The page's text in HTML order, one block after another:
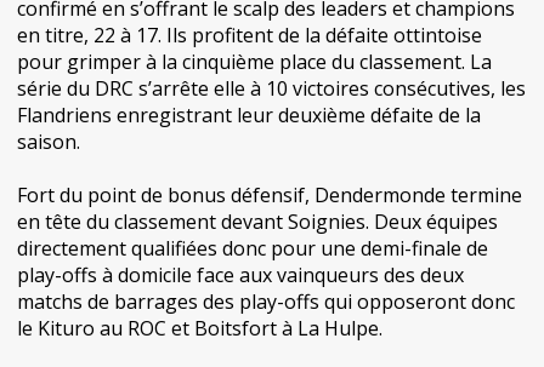
confirmé en s’offrant le scalp des leaders et champions
en titre, 22 à 17. Ils profitent de la défaite ottintoise
pour grimper à la cinquième place du classement. La
série du DRC s’arrête elle à 10 victoires consécutives, les
Flandriens enregistrant leur deuxième défaite de la
saison.
Fort du point de bonus défensif, Dendermonde termine
en tête du classement devant Soignies. Deux équipes
directement qualifiées donc pour une demi-finale de
play-offs à domicile face aux vainqueurs des deux
matchs de barrages des play-offs qui opposeront donc
le Kituro au ROC et Boitsfort à La Hulpe.